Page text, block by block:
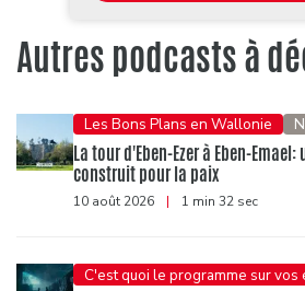
Autres podcasts à
Les Bons Plans en Wallonie
La tour d'Eben-Ezer à Eben-
construit pour la paix
10 août 2026 | 1 min 32 sec
C'est quoi le programme sur vos